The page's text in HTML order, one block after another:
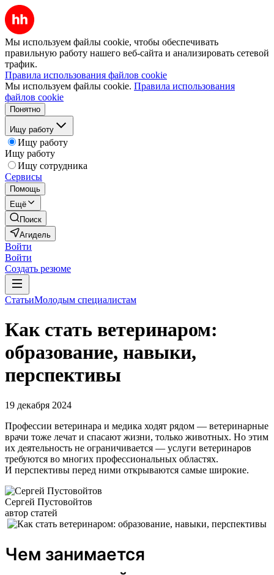
Мы используем файлы cookie, чтобы обеспечивать
правильную работу нашего веб-сайта и анализировать сетевой
трафик.
Правила использования файлов cookie
Мы используем файлы cookie. Правила использования
файлов cookie
Понятно
Ищу работу
Ищу работу
Ищу работу
Ищу сотрудника
Сервисы
Помощь
Ещё
Поиск
Агидель
Войти
Войти
Создать резюме
СтатьиМолодым специалистам
Как стать ветеринаром:
образование, навыки,
перспективы
19 декабря 2024
Профессии ветеринара и медика ходят рядом — ветеринарные
врачи тоже лечат и спасают жизни, только животных. Но этим
их деятельность не ограничивается — услуги ветеринаров
требуются во многих профессиональных областях.
И перспективы перед ними открываются самые широкие.
Сергей Пустовойтов
автор статей
Чем занимается